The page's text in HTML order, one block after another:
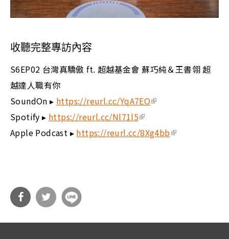
收聽完整專訪內容
S6EP02 台灣真驕傲 ft. 超越基金會 蘇巧純＆王書翎 超
越達人職有你
SoundOn ▸ https://reurl.cc/YqA7EO(link is external)
Spotify ▸ https://reurl.cc/Nl71l5(link is external)
Apple Podcast ▸ https://reurl.cc/8Xg4bb(link is exte